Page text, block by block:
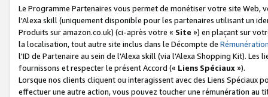
Le Programme Partenaires vous permet de monétiser votre site Web,
l'Alexa skill (uniquement disponible pour les partenaires utilisant un
Produits sur amazon.co.uk) (ci-après votre « Site ») en plaçant sur
la localisation, tout autre site inclus dans le Décompte de
l'ID de Partenaire au sein de l'Alexa skill (via l'Alexa Shopping Kit).
fournissons et respecter le présent Accord (« Liens Spéciaux»).
Lorsque nos clients cliquent ou interagissent avec des Liens Spéciaux
effectuer une autre action, vous pouvez toucher une rémunération